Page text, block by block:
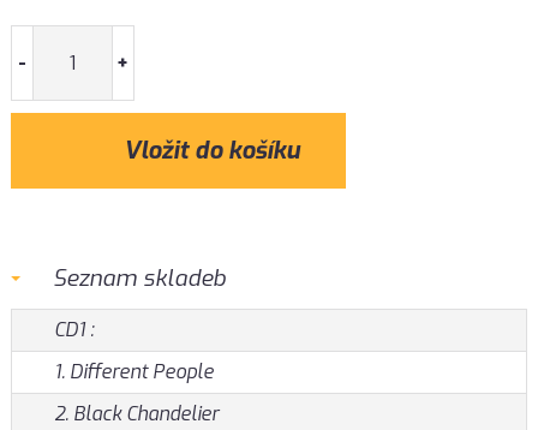
- +
Seznam skladeb
CD1 :
1. Different People
2. Black Chandelier